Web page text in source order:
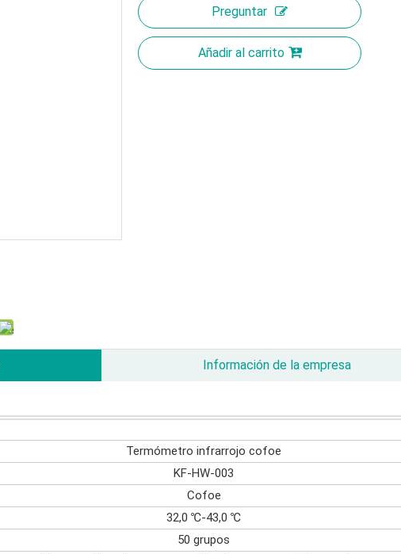
Preguntar
Añadir al carrito
Información de la empresa
Termómetro infrarrojo cofoe
KF-HW-003
Cofoe
32,0 ℃-43,0 ℃
50 grupos